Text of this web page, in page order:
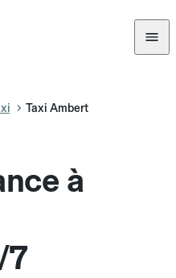
Taxi Ambert
à
7